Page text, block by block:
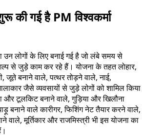
की गई है PM विश्वकर्मा
उन लोगों के लिए बनाई गई है जो लंबे समय से
से जुड़े काम कर रहे हैं। योजना के तहत लोहार,
जूते बनाने वाले, पत्थर तोड़ने वाले, नाई,
जैसे व्यवसायों से जुड़े लोगों को शामिल किया
और टूलकिट बनाने वाले, गुड़िया और खिलौना
बनाने वाले कारीगर, फिशिंग नेट तैयार करने वाले,
वाले, मूर्तिकार और राजमिस्त्री भी इस योजना का